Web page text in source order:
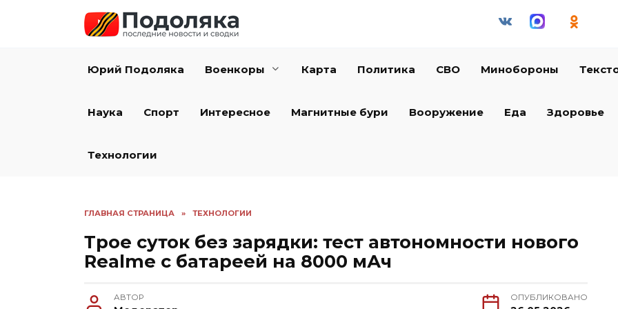
Юрий Подоляка Военкоры Карта Политика СВО Минобороны
Наука Спорт Интересное Магнитные бури Вооружение Еда Здоровье
Технологии
ГЛАВНАЯ СТРАНИЦА » ТЕХНОЛОГИИ
Трое суток без зарядки: тест автономности нового
Realme с батареей на 8000 мАч
АВТОР ОПУБЛИКОВАНО